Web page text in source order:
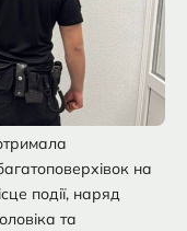
на
події, наряд
та